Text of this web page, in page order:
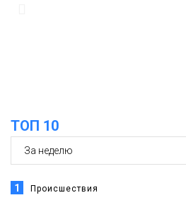
ТОП 10
1 Происшествия